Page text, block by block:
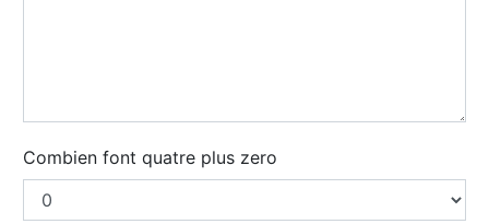
Combien font quatre plus zero